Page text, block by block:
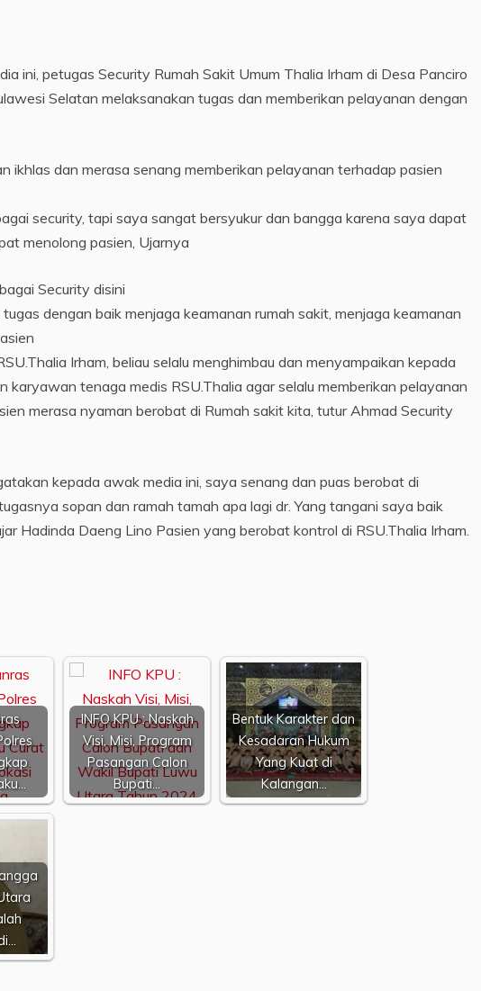
ini, petugas Security Rumah Sakit Umum Thalia Irham di Desa Panciro
Selatan melaksanakan tugas dan memberikan pelayanan dengan
ikhlas dan merasa senang memberikan pelayanan terhadap pasien
security, tapi saya sangat bersyukur dan bangga karena saya dapat
menolong pasien, Ujarnya
Security disini
dengan baik menjaga keamanan rumah sakit, menjaga keamanan
Irham, beliau selalu menghimbau dan menyampaikan kepada
karyawan tenaga medis RSU.Thalia agar selalu memberikan pelayanan
merasa nyaman berobat di Rumah sakit kita, tutur Ahmad Security
kepada awak media ini, saya senang dan puas berobat di
sopan dan ramah tamah apa lagi dr. Yang tangani saya baik
Hadinda Daeng Lino Pasien yang berobat kontrol di RSU.Thalia Irham.
INFO KPU : Naskah
Visi, Misi, Program
Pasangan Calon
Bupati…
Bentuk Karakter dan
Kesadaran Hukum
Yang Kuat di
Kalangan…